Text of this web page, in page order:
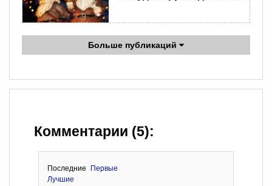
Больше публикаций
Комментарии (5):
Последние
Первые
Лучшие